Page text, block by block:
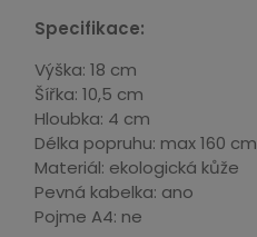
Specifikace:
Výška: 18 cm
Šířka: 10,5 cm
Hloubka: 4 cm
Délka popruhu: max 160 cm
Materiál: ekologická kůže
Pevná kabelka: ano
Pojme A4: ne